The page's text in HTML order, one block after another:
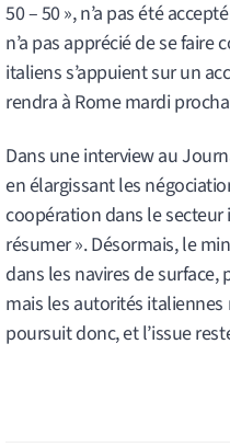
50 – 50 », n’a pas été
n’a pas apprécié de se faire
italiens s’appuient sur un
rendra à Rome mardi
Dans une interview au
en élargissant les
coopération dans le
résumer ». Désormais, le
dans les navires de surface,
mais les autorités
poursuit donc, et l’issue